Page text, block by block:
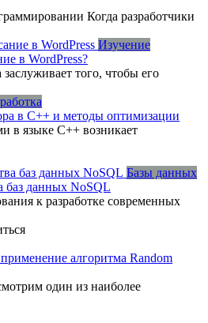
Когда разработчики
Изучение
в WordPress?
того, чтобы его
в C++ и методы оптимизации
в языке C++ возникает
Базы данных
данных NoSQL
к разработке современных
алгоритма Random
один из наиболее